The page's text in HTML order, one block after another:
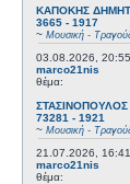
ΚΑΠΟΚΗΣ
3665 - 1917
~ Μουσική -
03.08.2026, 20:55
marco21nis
θέμα:
ΣΤΑΣΙΝΟΠΟΥΛΟΣ
73281 - 1921
~ Μουσική -
21.07.2026, 16:41
marco21nis
θέμα: